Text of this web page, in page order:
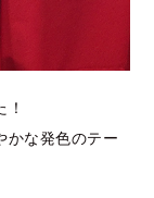
かな発色のテー